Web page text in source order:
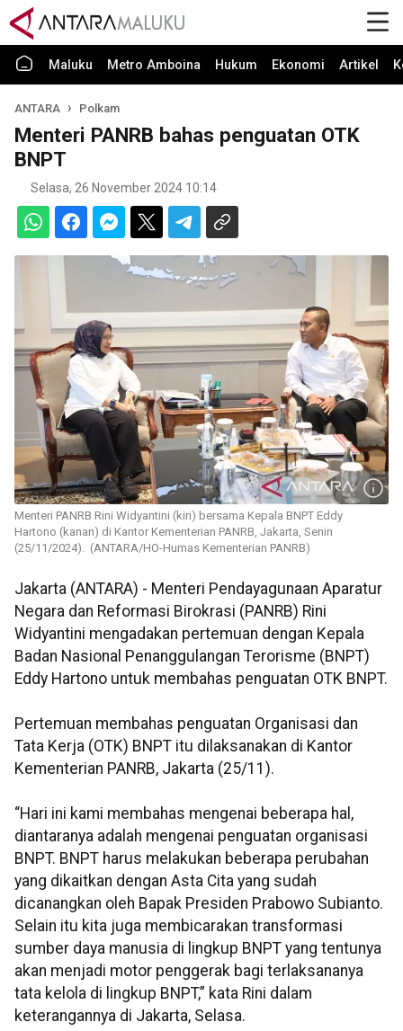
Maluku Metro Amboina Hukum Ekonomi Artikel
ANTARA Polkam
Menteri PANRB bahas penguatan OTK
BNPT
Selasa, 26 November 2024 10:14
Menteri PANRB Rini Widyantini (kiri) bersama Kepala BNPT Eddy
Hartono (kanan) di Kantor Kementerian PANRB, Jakarta, Senin
(25/11/2024). (ANTARA/HO-Humas Kementerian PANRB)
Jakarta (ANTARA) - Menteri Pendayagunaan Aparatur
Negara dan Reformasi Birokrasi (PANRB) Rini
Widyantini mengadakan pertemuan dengan Kepala
Badan Nasional Penanggulangan Terorisme (BNPT)
Eddy Hartono untuk membahas penguatan OTK BNPT.
Pertemuan membahas penguatan Organisasi dan
Tata Kerja (OTK) BNPT itu dilaksanakan di Kantor
Kementerian PANRB, Jakarta (25/11).
“Hari ini kami membahas mengenai beberapa hal,
diantaranya adalah mengenai penguatan organisasi
BNPT. BNPT harus melakukan beberapa perubahan
yang dikaitkan dengan Asta Cita yang sudah
dicanangkan oleh Bapak Presiden Prabowo Subianto.
Selain itu kita juga membicarakan transformasi
sumber daya manusia di lingkup BNPT yang tentunya
akan menjadi motor penggerak bagi terlaksananya
tata kelola di lingkup BNPT,” kata Rini dalam
keterangannya di Jakarta, Selasa.